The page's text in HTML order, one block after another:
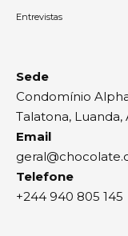
Entrevistas
Sede
Condomínio
Talatona, Luanda,
Email
Telefone
+244 940 805 145